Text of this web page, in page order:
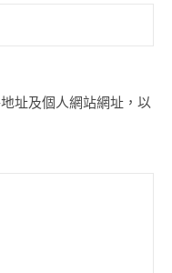
址及個人網站網址，以